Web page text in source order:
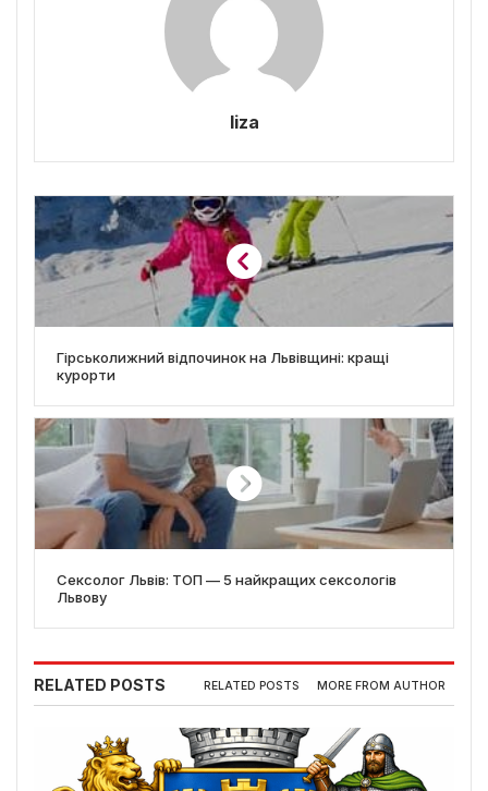
liza
Гірськолижний відпочинок на Львівщині: кращі
курорти
Сексолог Львів: ТОП — 5 найкращих сексологів
Львову
RELATED POSTS RELATED POSTS MORE FROM AUTHOR